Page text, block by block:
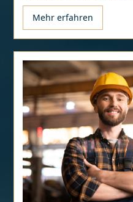
Mehr erfahren